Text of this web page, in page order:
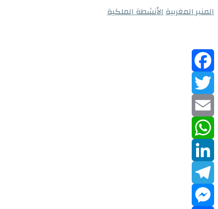
المنبر المغربيةالأنشطة الملكية
Facebook
Twitter
Email
WhatsApp
LinkedIn
Telegram